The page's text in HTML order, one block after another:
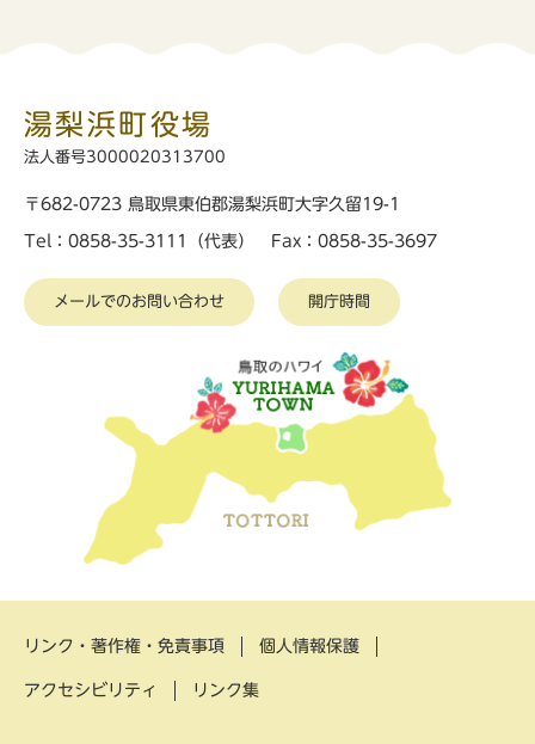
湯梨浜町役場
法人番号3000020313700
〒682-0723 鳥取県東伯郡湯梨浜町大字久留19-1
Tel：0858-35-3111（代表） Fax：0858-35-3697
メールでのお問い合わせ 開庁時間
リンク・著作権・免責事項 個人情報保護
アクセシビリティ リンク集